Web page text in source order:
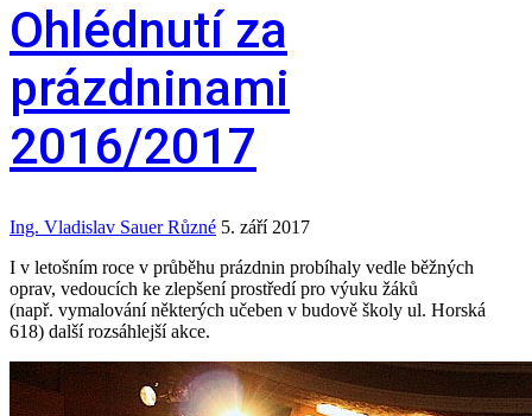
Ohlédnutí za
prázdninami
2016/2017
Ing. Vladislav Sauer Různé 5. září 2017
I v letošním roce v průběhu prázdnin probíhaly vedle běžných
oprav, vedoucích ke zlepšení prostředí pro výuku žáků
(např. vymalování některých učeben v budově školy ul. Horská
618) další rozsáhlejší akce.